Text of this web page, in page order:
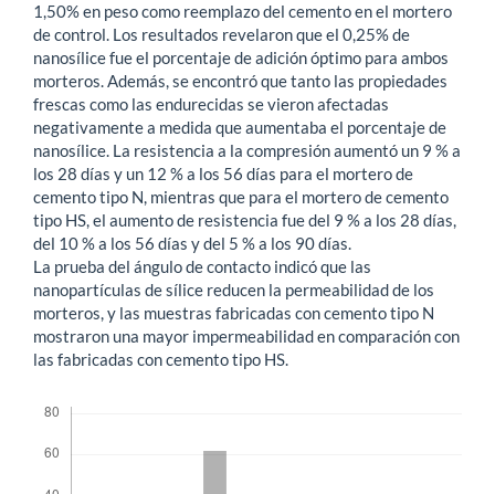
1,50% en peso como reemplazo del cemento en el mortero
de control. Los resultados revelaron que el 0,25% de
nanosílice fue el porcentaje de adición óptimo para ambos
morteros. Además, se encontró que tanto las propiedades
frescas como las endurecidas se vieron afectadas
negativamente a medida que aumentaba el porcentaje de
nanosílice. La resistencia a la compresión aumentó un 9 % a
los 28 días y un 12 % a los 56 días para el mortero de
cemento tipo N, mientras que para el mortero de cemento
tipo HS, el aumento de resistencia fue del 9 % a los 28 días,
del 10 % a los 56 días y del 5 % a los 90 días.
La prueba del ángulo de contacto indicó que las
nanopartículas de sílice reducen la permeabilidad de los
morteros, y las muestras fabricadas con cemento tipo N
mostraron una mayor impermeabilidad en comparación con
las fabricadas con cemento tipo HS.